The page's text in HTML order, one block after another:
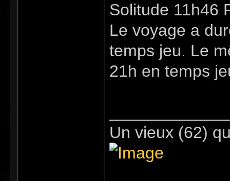
Solitude 11h46
Le voyage a
temps jeu. Le
21h en temps
Un vieux (62)